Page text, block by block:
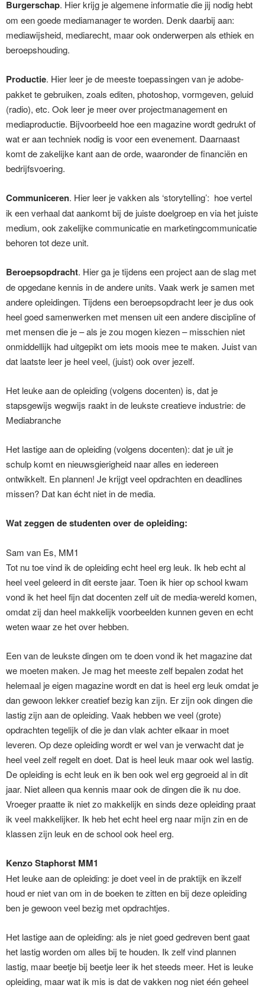
Burgerschap. Hier krijg je algemene informatie die jij nodig hebt
om een goede mediamanager te worden. Denk daarbij aan:
mediawijsheid, mediarecht, maar ook onderwerpen als ethiek en
beroepshouding.
Productie. Hier leer je de meeste toepassingen van je adobe-
pakket te gebruiken, zoals editen, photoshop, vormgeven, geluid
(radio), etc. Ook leer je meer over projectmanagement en
mediaproductie. Bijvoorbeeld hoe een magazine wordt gedrukt of
wat er aan techniek nodig is voor een evenement. Daarnaast
komt de zakelijke kant aan de orde, waaronder de financiën en
bedrijfsvoering.
Communiceren. Hier leer je vakken als ‘storytelling’: hoe vertel
ik een verhaal dat aankomt bij de juiste doelgroep en via het juiste
medium, ook zakelijke communicatie en marketingcommunicatie
behoren tot deze unit.
Beroepsopdracht. Hier ga je tijdens een project aan de slag met
de opgedane kennis in de andere units. Vaak werk je samen met
andere opleidingen. Tijdens een beroepsopdracht leer je dus ook
heel goed samenwerken met mensen uit een andere discipline of
met mensen die je – als je zou mogen kiezen – misschien niet
onmiddellijk had uitgepikt om iets moois mee te maken. Juist van
dat laatste leer je heel veel, (juist) ook over jezelf.
Het leuke aan de opleiding (volgens docenten) is, dat je
stapsgewijs wegwijs raakt in de leukste creatieve industrie: de
Mediabranche
Het lastige aan de opleiding (volgens docenten): dat je uit je
schulp komt en nieuwsgierigheid naar alles en iedereen
ontwikkelt. En plannen! Je krijgt veel opdrachten en deadlines
missen? Dat kan écht niet in de media.
Wat zeggen de studenten over de opleiding:
Sam van Es, MM1
Tot nu toe vind ik de opleiding echt heel erg leuk. Ik heb echt al
heel veel geleerd in dit eerste jaar. Toen ik hier op school kwam
vond ik het heel fijn dat docenten zelf uit de media-wereld komen,
omdat zij dan heel makkelijk voorbeelden kunnen geven en echt
weten waar ze het over hebben.
Een van de leukste dingen om te doen vond ik het magazine dat
we moeten maken. Je mag het meeste zelf bepalen zodat het
helemaal je eigen magazine wordt en dat is heel erg leuk omdat je
dan gewoon lekker creatief bezig kan zijn. Er zijn ook dingen die
lastig zijn aan de opleiding. Vaak hebben we veel (grote)
opdrachten tegelijk of die je dan vlak achter elkaar in moet
leveren. Op deze opleiding wordt er wel van je verwacht dat je
heel veel zelf regelt en doet. Dat is heel leuk maar ook wel lastig.
De opleiding is echt leuk en ik ben ook wel erg gegroeid al in dit
jaar. Niet alleen qua kennis maar ook de dingen die ik nu doe.
Vroeger praatte ik niet zo makkelijk en sinds deze opleiding praat
ik veel makkelijker. Ik heb het echt heel erg naar mijn zin en de
klassen zijn leuk en de school ook heel erg.
Kenzo Staphorst MM1
Het leuke aan de opleiding: je doet veel in de praktijk en ikzelf
houd er niet van om in de boeken te zitten en bij deze opleiding
ben je gewoon veel bezig met opdrachtjes.
Het lastige aan de opleiding: als je niet goed gedreven bent gaat
het lastig worden om alles bij te houden. Ik zelf vind plannen
lastig, maar beetje bij beetje leer ik het steeds meer. Het is leuke
opleiding, maar wat ik mis is dat de vakken nog niet één geheel